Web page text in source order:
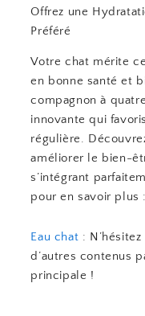
Offrez une
Préféré
Votre chat mérite
en bonne santé et
compagnon à
innovante qui
régulière.
améliorer le bien-
s’intégrant
pour en savoir plus :
Eau chat :
d’autres contenus
principale !